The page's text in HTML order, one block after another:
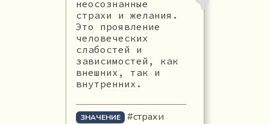
неосознанные
страхи и желания.
Это проявление
человеческих
слабостей и
зависимостей, как
внешних, так и
внутренних.
ЗНАЧЕНИЕ
#страхи